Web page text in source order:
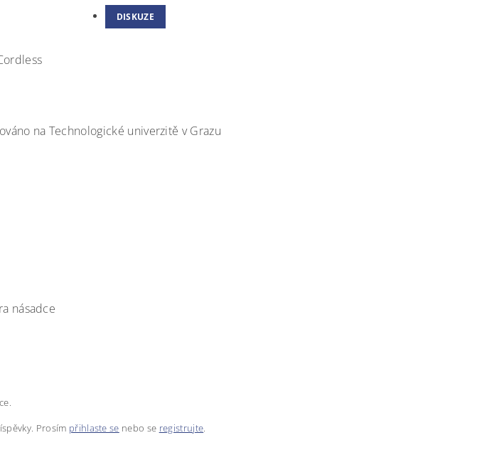
DISKUZE
na Technologické univerzitě v Grazu
násadce
Prosím přihlaste se nebo se registrujte.